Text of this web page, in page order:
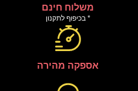
משלוח חינם
* בכיפוף לתקנון
אספקה מהירה